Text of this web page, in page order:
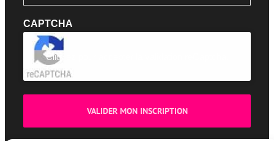
CAPTCHA
Cliquez pour accepter la validation reCaptcha.